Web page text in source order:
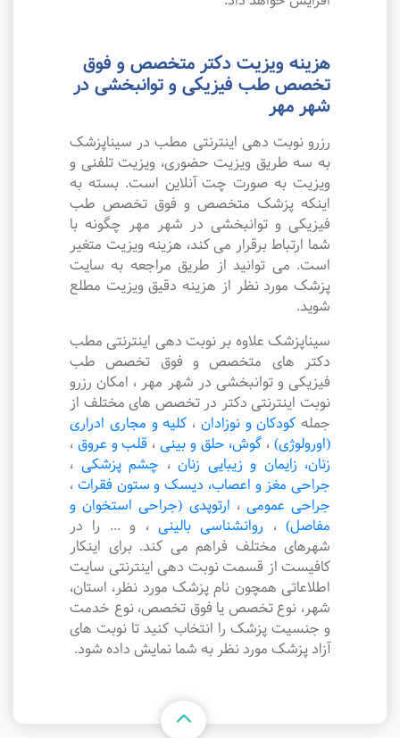
هزینه ویزیت دکتر متخصص و فوق
تخصص طب فیزیکی و توانبخشی در
شهر مهر
رزرو نوبت دهی اینترنتی مطب در سیناپزشک
به سه طریق ویزیت حضوری، ویزیت تلفنی و
ویزیت به صورت چت آنلاین است. بسته به
اینکه پزشک متخصص و فوق تخصص طب
فیزیکی و توانبخشی در شهر مهر چگونه با
شما ارتباط برقرار می کند، هزینه ویزیت متغیر
است. می توانید از طریق مراجعه به سایت
پزشک مورد نظر از هزینه دقیق ویزیت مطلع
شوید.
سیناپزشک علاوه بر نوبت دهی اینترنتی مطب
دکتر های متخصص و فوق تخصص طب
فیزیکی و توانبخشی در شهر مهر ، امکان رزرو
نوبت اینترنتی دکتر در تخصص های مختلف از
جمله کودکان و نوزادان ، کلیه و مجاری ادراری
(اورولوژی) ، گوش، حلق و بینی ، قلب و عروق ،
زنان، زایمان و زیبایی زنان ، چشم پزشکی ،
جراحی مغز و اعصاب، دیسک و ستون فقرات ،
جراحی عمومی ، ارتوپدی (جراحی استخوان و
مفاصل) ، روانشناسی بالینی ، و ... را در
شهرهای مختلف فراهم می کند. برای اینکار
کافیست از قسمت نوبت دهی اینترنتی سایت
اطلاعاتی همچون نام پزشک مورد نظر، استان،
شهر، نوع تخصص یا فوق تخصص، نوع خدمت
و جنسیت پزشک را انتخاب کنید تا نوبت های
آزاد پزشک مورد نظر به شما نمایش داده شود.